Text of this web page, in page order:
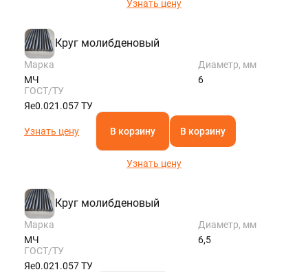
Узнать цену
Круг молибденовый
Марка
МЧ
Диаметр, мм
6
ГОСТ/ТУ
Яе0.021.057 ТУ
Узнать цену В корзину В корзину
Узнать цену
Круг молибденовый
Марка
МЧ
Диаметр, мм
6,5
ГОСТ/ТУ
Яе0.021.057 ТУ